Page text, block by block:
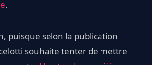
.
puisque selon la publication
souhaite tenter de mettre